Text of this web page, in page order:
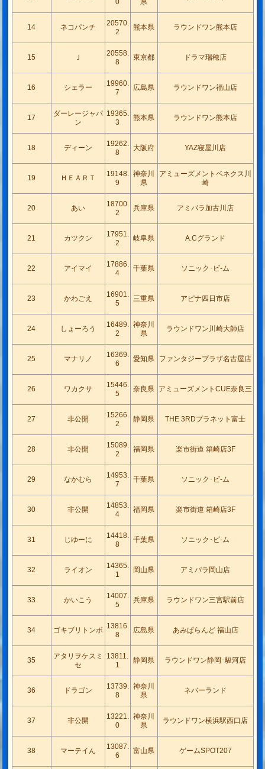
0
県
14 ネコパンチ
20570.
2
熊本県 ラウンドワン熊本店
15 Ｊ
20558.
8
東京都 ドラマ瑞穂店
16 シェラー
19960.
7
広島県 ラウンドワン福山店
17
ダーレージャパ
ン
19365.
3
熊本県 ラウンドワン熊本店
18 ディーン
19262.
8
大阪府 YAZ寝屋川店
19 ＨＥＡＲＴ
19148.
9
神奈川
県
アミューズメントベネクス川
崎
20 あい
18700.
2
兵庫県 アミパラ加古川店
21 カツクン
17951.
2
岐阜県 A.Cグランド
22 アイマイ
17886.
4
千葉県 ソニック･ビ-ム
23 かわごえ
16901.
5
三重県 アピナ四日市店
24 しょーろう
16489.
2
神奈川
県
ラウンドワン川崎大師店
25 マナリノ
16369.
6
愛知県 ファンタジープラザ名古屋店
26 ワカクサ
15446.
5
奈良県 アミューズメントCUE奈良三
27 非公開
15266.
2
静岡県 THE 3RDプラネット富士
28 非公開
15089.
2
福岡県 楽市街道 箱崎店3F
29 なかむら
14953.
7
千葉県 ソニック･ビ-ム
30 非公開
14853.
4
福岡県 楽市街道 箱崎店3F
31 じゆーに
14418.
8
千葉県 ソニック･ビ-ム
32 ライオン
14365.
1
岡山県 アミパラ岡山店
33 かいこう
14007.
5
兵庫県 ラウンドワン三宮駅前店
34 ゴキブリトンボ 13816.
8
広島県 あみぱらんど 福山店
35
アタリヲケスミ
セ
13811.
1
静岡県 ラウンドワン静岡･駿河店
36 ドラゴン
13739.
8
神奈川
県
ネバーランド
37 非公開
13221.
0
神奈川
県
ラウンドワン横浜駅西口店
38 マーテイん
13087.
6
富山県 ゲームSPOT207